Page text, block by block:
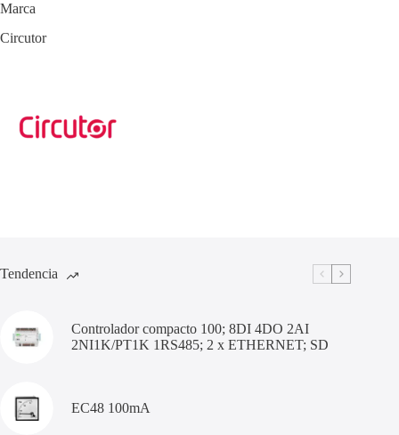
Marca
Circutor
Tendencia
Controlador compacto 100; 8DI 4DO 2AI
2NI1K/PT1K 1RS485; 2 x ETHERNET; SD
EC48 100mA